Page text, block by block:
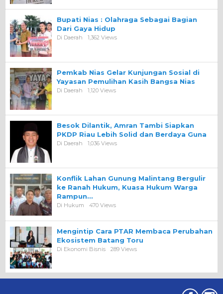
Bupati Nias : Olahraga Sebagai Bagian
Dari Gaya Hidup
Di Daerah 1,362 Views
Pemkab Nias Gelar Kunjungan Sosial di
Yayasan Pemulihan Kasih Bangsa Nias
Di Daerah 1,120 Views
Besok Dilantik, Amran Tambi Siapkan
PKDP Riau Lebih Solid dan Berdaya Guna
Di Daerah 1,036 Views
Konflik Lahan Gunung Malintang Bergulir
ke Ranah Hukum, Kuasa Hukum Warga
Rampun…
Di Hukum 470 Views
Mengintip Cara PTAR Membaca Perubahan
Ekosistem Batang Toru
Di Ekonomi Bisnis 289 Views